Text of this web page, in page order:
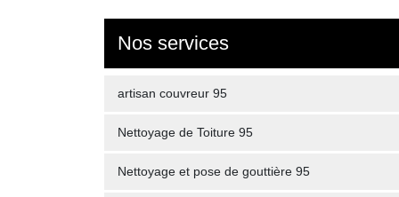
Nos services
artisan couvreur 95
Nettoyage de Toiture 95
Nettoyage et pose de gouttière 95